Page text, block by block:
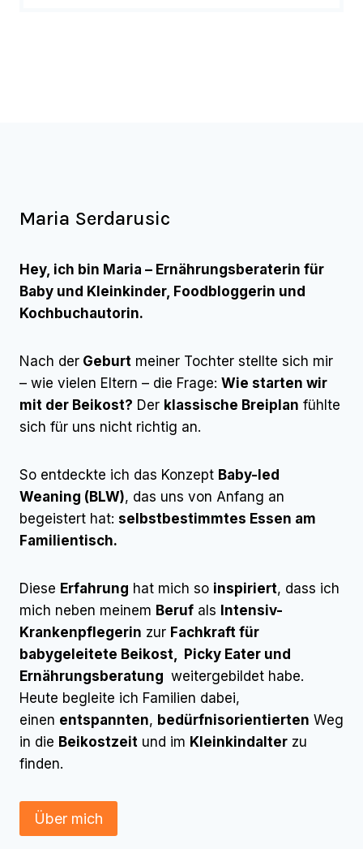
Maria Serdarusic
Hey, ich bin Maria – Ernährungsberaterin für
Baby und Kleinkinder, Foodbloggerin und
Kochbuchautorin.
Nach der Geburt meiner Tochter stellte sich mir
– wie vielen Eltern – die Frage: Wie starten wir
mit der Beikost? Der klassische Breiplan fühlte
sich für uns nicht richtig an.
So entdeckte ich das Konzept Baby-led
Weaning (BLW), das uns von Anfang an
begeistert hat: selbstbestimmtes Essen am
Familientisch.
Diese Erfahrung hat mich so inspiriert, dass ich
mich neben meinem Beruf als Intensiv-
Krankenpflegerin zur Fachkraft für
babygeleitete Beikost, Picky Eater und
Ernährungsberatung weitergebildet habe.
Heute begleite ich Familien dabei,
einen entspannten, bedürfnisorientierten Weg
in die Beikostzeit und im Kleinkindalter zu
finden.
Über mich